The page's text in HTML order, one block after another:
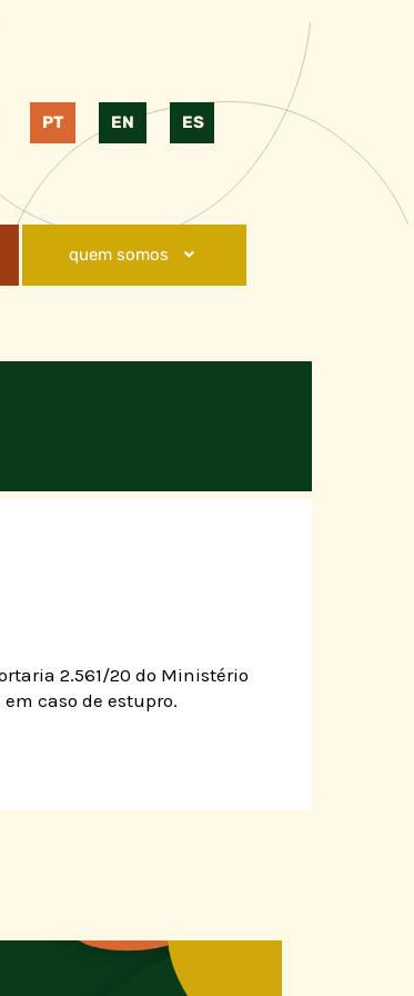
PT EN ES
quem somos
2.561/20 do Ministério
caso de estupro.